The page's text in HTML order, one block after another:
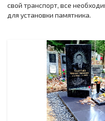
свой транспорт, все
для установки памятника.